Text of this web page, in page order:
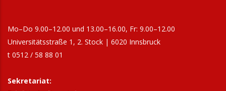
Mo–Do 9.00–12.00 und 13.00–16.00, Fr: 9.00–12.00
Universitätsstraße 1, 2. Stock | 6020 Innsbruck
t 0512 / 58 88 01
Sekretariat: